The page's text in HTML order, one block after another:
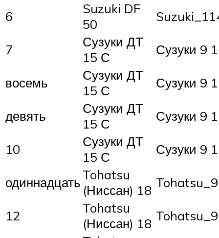
6
Suzuki DF
50
7
Сузуки ДТ
15 С
Сузуки 9
восемь
Сузуки ДТ
15 С
Сузуки 9
девять
Сузуки ДТ
15 С
Сузуки 9
10
Сузуки ДТ
15 С
Сузуки 9
одиннадцатьTohatsu
(Ниссан) 18
12
Tohatsu
(Ниссан) 18